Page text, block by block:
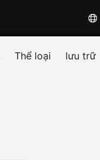
Thể loại lưu trữ